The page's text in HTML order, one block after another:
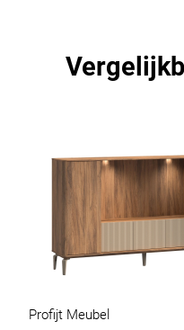
Profijt Meubel